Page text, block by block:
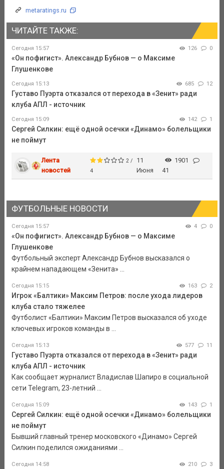
metaratings.ru
ЧИТАЙТЕ ТАКЖЕ:
Сегодня 15:57 126 0
«Он пофигист». Александр Бубнов — о Максиме
Глушенкове
Сегодня 15:13 685 12
Густаво Пуэрта отказался от перехода в «Зенит» ради
клуба АПЛ - источник
Сегодня 15:09 142 1
Сергей Силкин: ещё одной осечки «Динамо» болельщики
не поймут
Лента
новостей
2 /
4
11
Июня
1901
41
ФУТБОЛЬНЫЕ НОВОСТИ
Сегодня 15:57 4 0
«Он пофигист». Александр Бубнов — о Максиме
Глушенкове
Футбольный эксперт Александр Бубнов высказался о
крайнем нападающем «Зенита» ...
Сегодня 15:15 163 2
Игрок «Балтики» Максим Петров: после ухода лидеров
клуба стало тяжелее
Футболист «Балтики» Максим Петров высказался об уходе
ключевых игроков команды в ...
Сегодня 15:13 577 11
Густаво Пуэрта отказался от перехода в «Зенит» ради
клуба АПЛ - источник
Как сообщает журналист Владислав Шапиро в социальной
сети Telegram, 23-летний ...
Сегодня 15:09 143 1
Сергей Силкин: ещё одной осечки «Динамо» болельщики
не поймут
Бывший главный тренер московского «Динамо» Сергей
Силкин поделился ожиданиями ...
Сегодня 14:58 210 3